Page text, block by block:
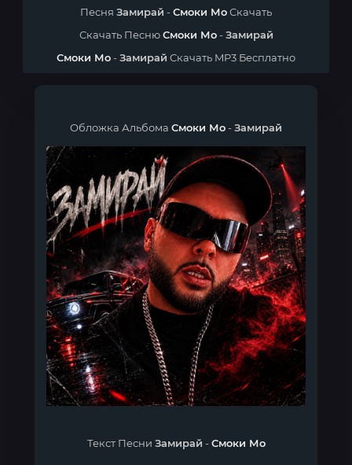
Песня Замирай -Смоки МоСкачать
Скачать ПеснюСмоки Мо-Замирай
Смоки Мо-Замирай Скачать MP3 Бесплатно
Обложка Альбома Смоки Мо-Замирай
Текст Песни Замирай -Смоки Мо